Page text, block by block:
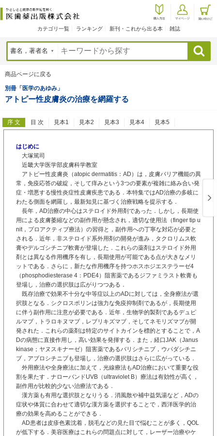
カテゴリ一覧 ランキング 新刊・これから出る本 雑誌
検索
商品ページに戻る
別冊「医学のあゆみ」
アトピー性皮膚炎の治療を網羅する
序 文 目 次 見本1 見本2 見本3 見本4 見本5
はじめに
大塚篤司
近畿大学医学部皮膚科学教室
アトピー性皮膚炎（atopic dermatitis：AD）は，皮膚バリア機能の異
常，免疫応答の破綻，そして痒みという3つの要素が複雑に絡み合い発
症・増悪する慢性炎症性皮膚疾患である．本特集ではAD治療の多岐に
わたる側面を網羅し，最新知見に基づく治療戦略を提示する．
長年，AD治療の中心はステロイド外用剤であった．しかし，長期使
用による皮膚萎縮などの副作用が懸念され，適切な使用法（finger tip u
nit，プロアクティブ療法）の習得と，副作用への丁寧な対応が必要と
される．近年，非ステロイド系外用剤の開発が進み，タクロリムス軟
膏やデルゴシチニブ軟膏が登場した．これらの薬剤はステロイド外用
剤とは異なる作用機序を有し，長期使用が可能である点が大きなメリ
ットである．さらに，新たな作用機序を持つホスホジエステラーゼ4
（phosphodiesterase 4：PDE4）阻害薬であるジファミラスト軟膏も
登場し，治療の選択肢は広がりつつある．
既存治療で効果不十分な中等症以上のADに対しては，全身療法が選
択肢となる．シクロスポリンは強力な免疫抑制剤であるが，長期使用
に伴う副作用に注意が必要である．近年，生物学的製剤であるデュピ
ルマブ，トラロキヌマブ，レブリキズマブ，そしてネモリズマブが開
発された．これらの薬剤は特定のサイトカインを標的とすることで，A
Dの病態に直接作用し，高い効果を発揮する．また，経口JAK（Janus
kinase；ヤヌスキナーゼ）阻害薬であるバリシチニブ，ウパダシチニ
ブ，アブロシチニブも登場し，治療の選択肢はさらに広がっている．
外用療法や全身療法に加えて，光線療法もAD治療において重要な役
割を果たす．ナローバンドUVB（ultraviolet B）療法は有効性が高く，
副作用が比較的少ない治療法である．
漢方薬も有用な選択肢となりうる．消風散や補中益気湯など，ADの
症状や体質に合わせて適切な漢方薬を選択することで，西洋医学的治
療の効果を高めることができる．
AD患者は皮疹色素沈着，脱毛などの見た目で悩むことが多く，QOL
が低下する．美容医療はこれらの問題点に対して，レーザー治療やケ